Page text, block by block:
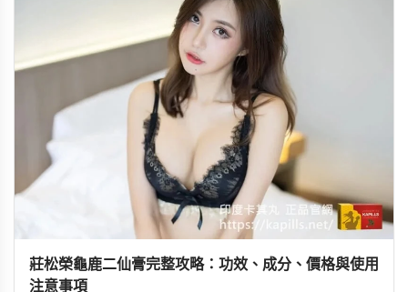
莊松榮龜鹿二仙膏完整攻略：功效、成分、價格與使用
注意事項